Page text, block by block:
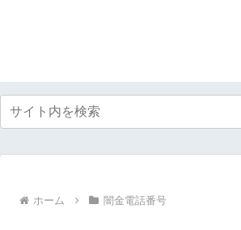
ホーム 闇金電話番号